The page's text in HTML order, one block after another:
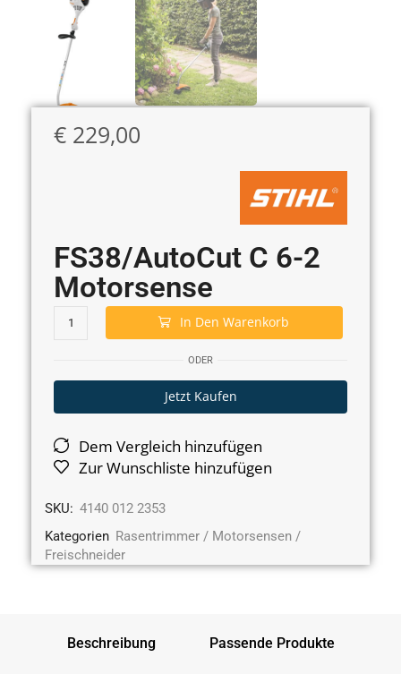
€ 229,00
FS38/AutoCut C 6-2
Motorsense
In Den Warenkorb
ODER
Jetzt Kaufen
Dem Vergleich hinzufügen
Zur Wunschliste hinzufügen
SKU: 4140 012 2353
Kategorien Rasentrimmer / Motorsensen /
Freischneider
Beschreibung Passende Produkte